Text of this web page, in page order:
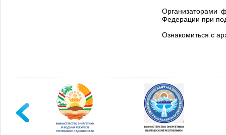
Организаторами
Федерации при
Ознакомиться с